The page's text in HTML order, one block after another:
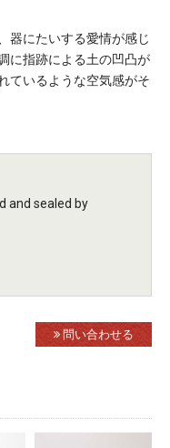
器にたいする愛情が感じ
に指跡による土の凹凸が
ているような空気感がそ
and sealed by
問い合わせる